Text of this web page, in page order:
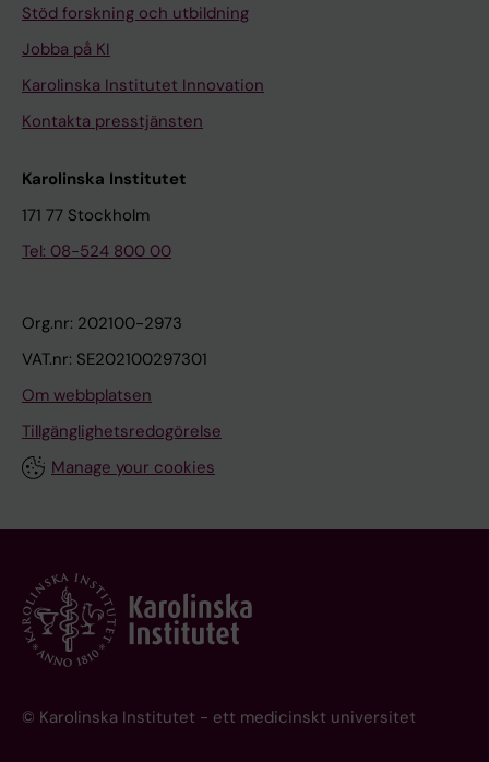
Stöd forskning och utbildning
Jobba på KI
Karolinska Institutet Innovation
Kontakta presstjänsten
Karolinska Institutet
171 77 Stockholm
Tel: 08-524 800 00
Org.nr: 202100-2973
VAT.nr: SE202100297301
Om webbplatsen
Tillgänglighetsredogörelse
Manage your cookies
© Karolinska Institutet - ett medicinskt universitet